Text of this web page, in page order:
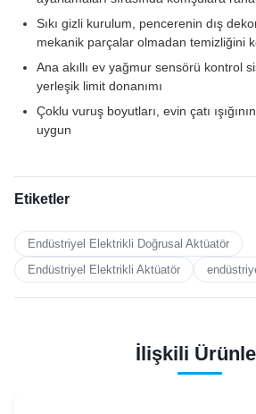
Sıkı gizli kurulum, pencerenin dış
mekanik parçalar olmadan temizliğini
Ana akıllı ev yağmur sensörü kontrol
yerleşik limit donanımı
Çoklu vuruş boyutları, evin çatı
uygun
Etiketler
Endüstriyel Elektrikli Doğrusal Aktüatör
Endüstriyel Elektrikli Aktüatör
İlişkili